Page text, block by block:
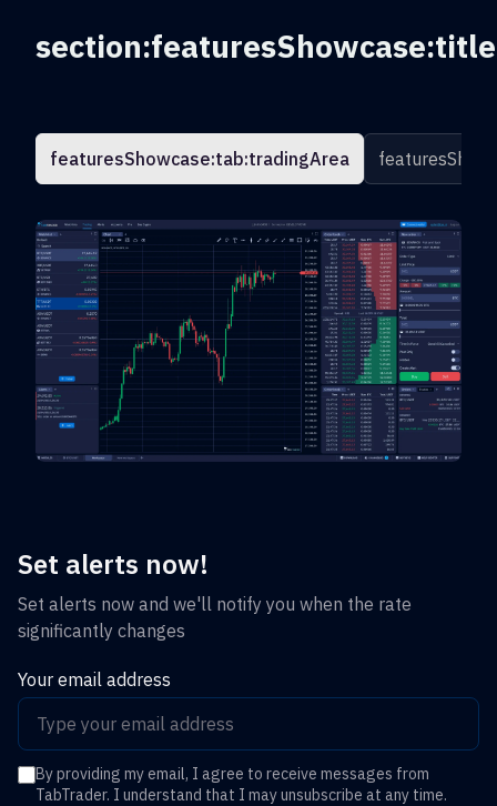
section:featuresShowcase:title
featuresShowcase:tab:tradingArea
Set alerts now!
Set alerts now and we'll notify you when the rate
significantly changes
Your email address
By providing my email, I agree to receive messages from
TabTrader. I understand that I may unsubscribe at any time.